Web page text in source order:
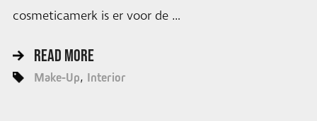
cosmeticamerk is er voor de …
READ MORE
Make-Up Interior